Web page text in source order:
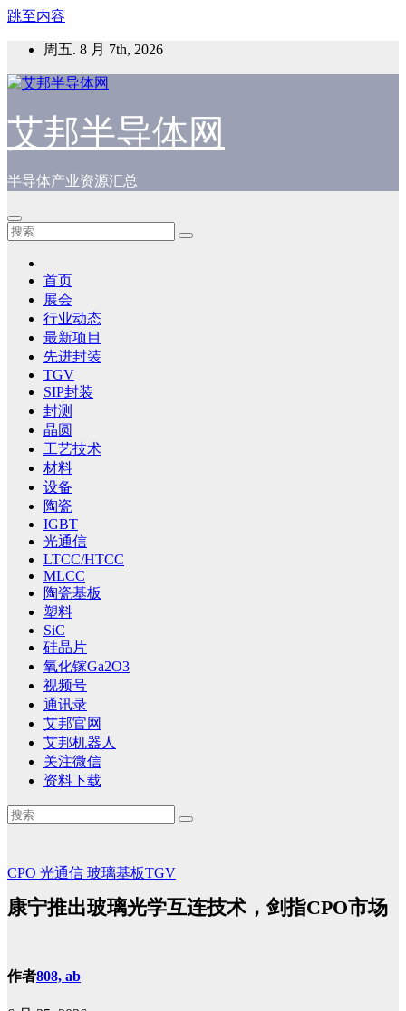
跳至内容
周五. 8 月 7th, 2026
艾邦半导体网
半导体产业资源汇总
首页
展会
行业动态
最新项目
先进封装
TGV
SIP封装
封测
晶圆
工艺技术
材料
设备
陶瓷
IGBT
光通信
LTCC/HTCC
MLCC
陶瓷基板
塑料
SiC
硅晶片
氧化镓Ga2O3
视频号
通讯录
艾邦官网
艾邦机器人
关注微信
资料下载
CPO 光通信 玻璃基板TGV
康宁推出玻璃光学互连技术，剑指CPO市场
作者808, ab